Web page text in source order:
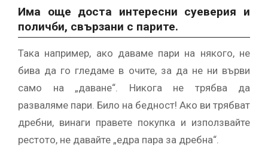
Има още доста интересни суеверия и
поличби, свързани с парите.
Така например, ако даваме пари на някого, не
бива да го гледаме в очите, за да не ни върви
само на „даване“. Никога не трябва да
разваляме пари. Било на бедност! Ако ви трябват
дребни, винаги правете покупка и използвайте
рестото, не давайте „едра пара за дребна“.